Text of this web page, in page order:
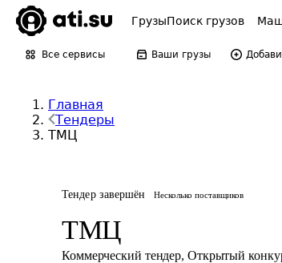
ГрузыПоиск грузов
Все сервисы Ваши грузы
Главная
Тендеры
ТМЦ
Тендер завершён Несколько поставщиков
ТМЦ
Коммерческий тендер, Открытый